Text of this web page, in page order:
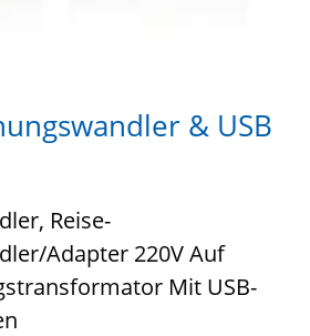
& USB
Reise-
Adapter 220V Auf
Mit USB-